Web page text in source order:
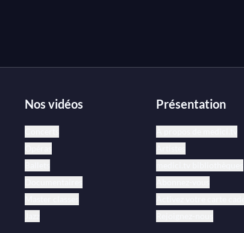
Nos vidéos Présentation